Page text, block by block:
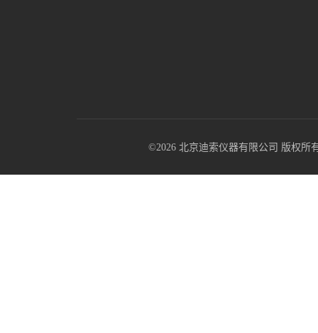
©2026 北京迪索仪器有限公司 版权所